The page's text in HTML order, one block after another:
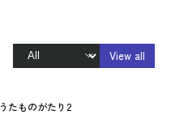
View all
うたものがたり2